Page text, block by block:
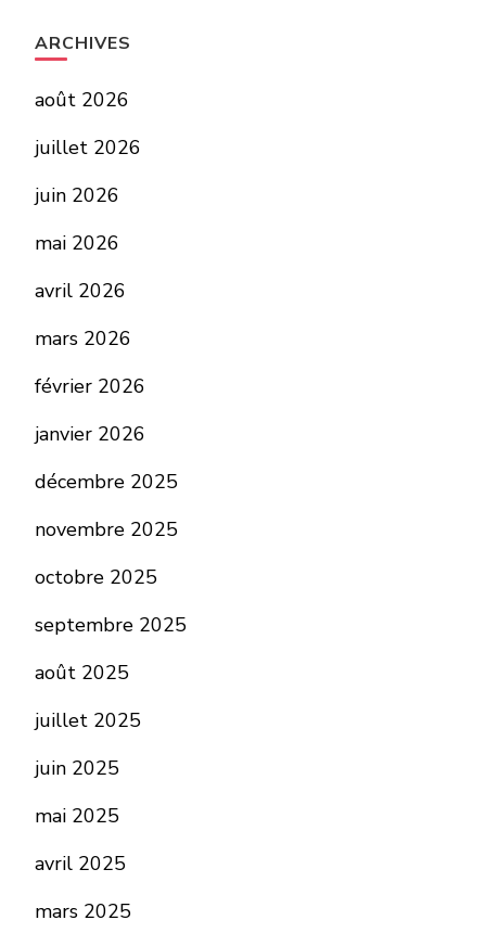
ARCHIVES
août 2026
juillet 2026
juin 2026
mai 2026
avril 2026
mars 2026
février 2026
janvier 2026
décembre 2025
novembre 2025
octobre 2025
septembre 2025
août 2025
juillet 2025
juin 2025
mai 2025
avril 2025
mars 2025